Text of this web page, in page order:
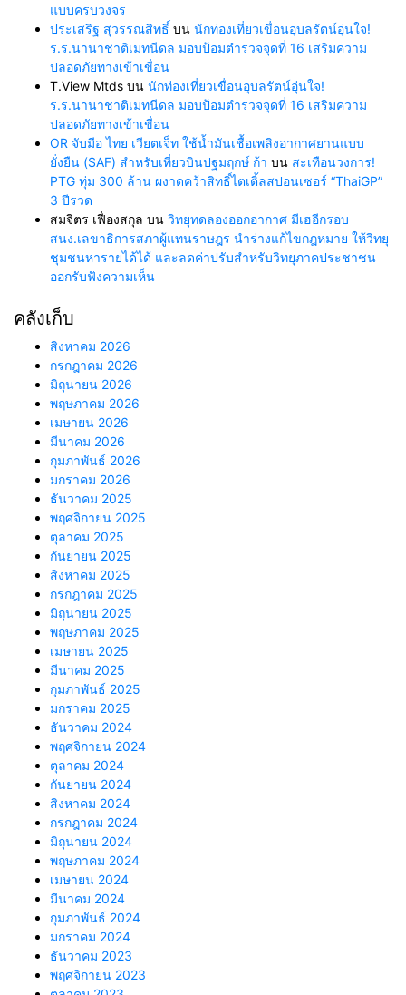
แบบครบวงจร
ประเสริฐ สุวรรณสิทธิ์ บน นักท่องเที่ยวเขื่อนอุบลรัตน์อุ่นใจ!
ร.ร.นานาชาติเมทนีดล มอบป้อมตำรวจจุดที่ 16 เสริมความ
ปลอดภัยทางเข้าเขื่อน
T.View Mtds บน นักท่องเที่ยวเขื่อนอุบลรัตน์อุ่นใจ!
ร.ร.นานาชาติเมทนีดล มอบป้อมตำรวจจุดที่ 16 เสริมความ
ปลอดภัยทางเข้าเขื่อน
OR จับมือ ไทย เวียตเจ็ท ใช้น้ำมันเชื้อเพลิงอากาศยานแบบ
ยั่งยืน (SAF) สำหรับเที่ยวบินปฐมฤกษ์ ก้า บน สะเทือนวงการ!
PTG ทุ่ม 300 ล้าน ผงาดคว้าสิทธิ์ไตเติ้ลสปอนเซอร์ “ThaiGP”
3 ปีรวด
สมจิตร เฟื่องสกุล บน วิทยุทดลองออกอากาศ มีเฮอีกรอบ
สนง.เลขาธิการสภาผู้แทนราษฎร นำร่างแก้ไขกฎหมาย ให้วิทยุ
ชุมชนหารายได้ได้ และลดค่าปรับสำหรับวิทยุภาคประชาชน
ออกรับฟังความเห็น
คลังเก็บ
สิงหาคม 2026
กรกฎาคม 2026
มิถุนายน 2026
พฤษภาคม 2026
เมษายน 2026
มีนาคม 2026
กุมภาพันธ์ 2026
มกราคม 2026
ธันวาคม 2025
พฤศจิกายน 2025
ตุลาคม 2025
กันยายน 2025
สิงหาคม 2025
กรกฎาคม 2025
มิถุนายน 2025
พฤษภาคม 2025
เมษายน 2025
มีนาคม 2025
กุมภาพันธ์ 2025
มกราคม 2025
ธันวาคม 2024
พฤศจิกายน 2024
ตุลาคม 2024
กันยายน 2024
สิงหาคม 2024
กรกฎาคม 2024
มิถุนายน 2024
พฤษภาคม 2024
เมษายน 2024
มีนาคม 2024
กุมภาพันธ์ 2024
มกราคม 2024
ธันวาคม 2023
พฤศจิกายน 2023